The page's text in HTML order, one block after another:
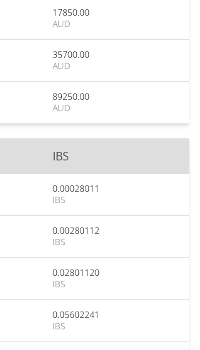
17850.00
AUD
35700.00
AUD
89250.00
AUD
IBS
0.00028011
IBS
0.00280112
IBS
0.02801120
IBS
0.05602241
IBS